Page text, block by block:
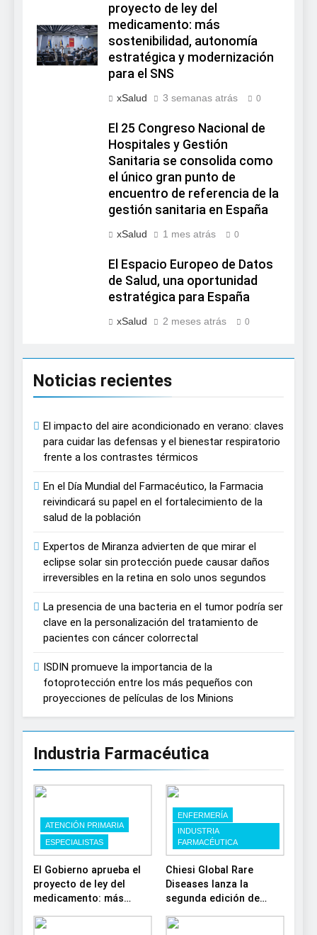
proyecto de ley del
medicamento: más
sostenibilidad, autonomía
estratégica y modernización
para el SNS
xSalud 3 semanas atrás 0
El 25 Congreso Nacional de
Hospitales y Gestión
Sanitaria se consolida como
el único gran punto de
encuentro de referencia de la
gestión sanitaria en España
xSalud 1 mes atrás 0
El Espacio Europeo de Datos
de Salud, una oportunidad
estratégica para España
xSalud 2 meses atrás 0
Noticias recientes
El impacto del aire acondicionado en verano: claves
para cuidar las defensas y el bienestar respiratorio
frente a los contrastes térmicos
En el Día Mundial del Farmacéutico, la Farmacia
reivindicará su papel en el fortalecimiento de la
salud de la población
Expertos de Miranza advierten de que mirar el
eclipse solar sin protección puede causar daños
irreversibles en la retina en solo unos segundos
La presencia de una bacteria en el tumor podría ser
clave en la personalización del tratamiento de
pacientes con cáncer colorrectal
ISDIN promueve la importancia de la
fotoprotección entre los más pequeños con
proyecciones de películas de los Minions
Industria Farmacéutica
ATENCIÓN PRIMARIA
ESPECIALISTAS
El Gobierno aprueba el
proyecto de ley del
medicamento: más
autonomía estratégica y
ENFERMERÍA
INDUSTRIA
FARMACÉUTICA
Chiesi Global Rare
Diseases lanza la
segunda edición de
impulsar la